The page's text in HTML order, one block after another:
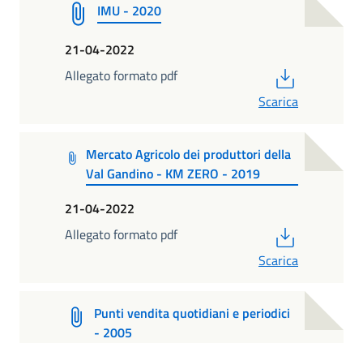
IMU - 2020
21-04-2022
Allegato formato pdf
Scarica
Mercato Agricolo dei produttori della
Val Gandino - KM ZERO - 2019
21-04-2022
Allegato formato pdf
Scarica
Punti vendita quotidiani e periodici
- 2005